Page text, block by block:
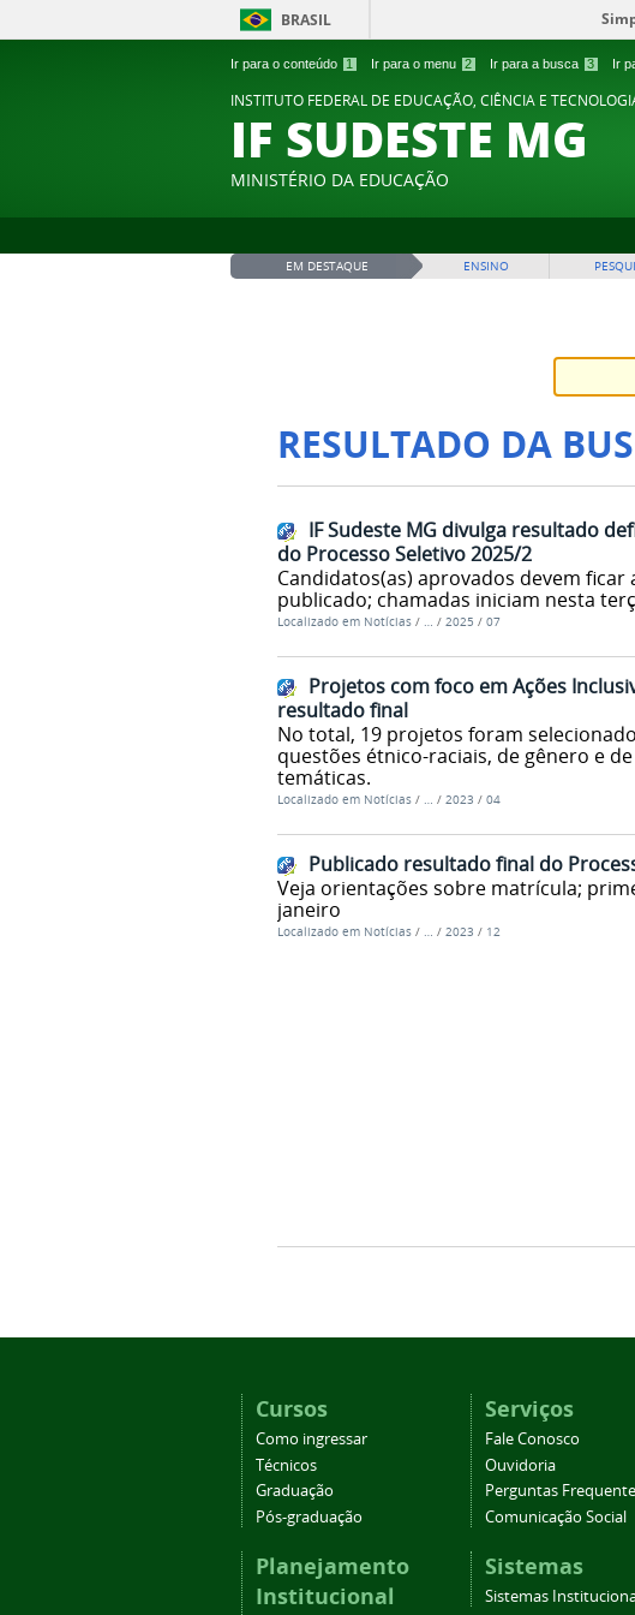
Ir para o conteúdo 1 Ir para o menu 2 Ir para a busca 3 Ir
BRASIL
INSTITUTO FEDERAL DE EDUCAÇÃO, CIÊNCIA E
IF SUDESTE MG
MINISTÉRIO DA EDUCAÇÃO
EM DESTAQUE ENSINO
RESULTADO DA
IF Sudeste MG divulga resultado
do Processo Seletivo 2025/2
Candidatos(as) aprovados devem
publicado; chamadas iniciam nesta
Localizado em Notícias / … / 2025 / 07
Projetos com foco em Ações
resultado final
No total, 19 projetos foram
questões étnico-raciais, de gênero e
temáticas.
Localizado em Notícias / … / 2023 / 04
Publicado resultado final do
Veja orientações sobre matrícula;
janeiro
Localizado em Notícias / … / 2023 / 12
Cursos
Como ingressar
Técnicos
Graduação
Pós-graduação
Planejamento
Institucional
Serviços
Fale Conosco
Ouvidoria
Perguntas
Comunicação Social
Sistemas
Sistemas